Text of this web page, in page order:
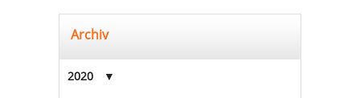
Archiv
2020